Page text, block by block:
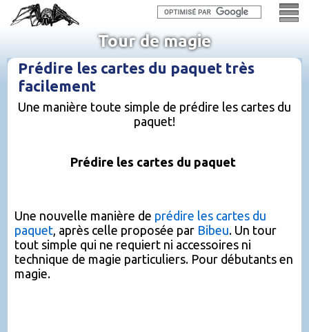
Tour de magie
Prédire les cartes du paquet très
facilement
Une manière toute simple de prédire les cartes du
paquet!
Prédire les cartes du paquet
Une nouvelle manière de prédire les cartes du
paquet, après celle proposée par Bibeu. Un tour
tout simple qui ne requiert ni accessoires ni
technique de magie particuliers. Pour débutants en
magie.